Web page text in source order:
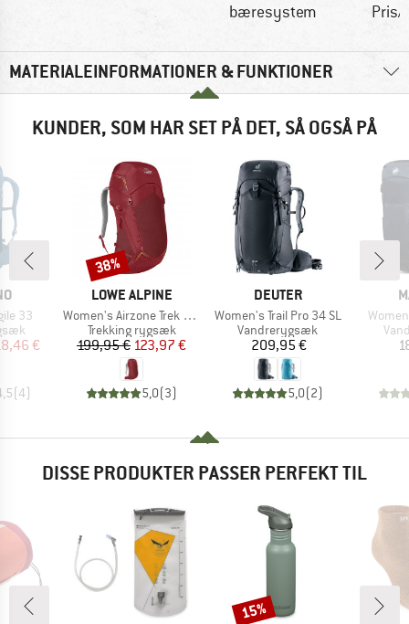
bæresystem
Pris/
MATERIALEINFORMATIONER & FUNKTIONER
KUNDER, SOM HAR SET PÅ DET, SÅ OGSÅ PÅ
33
pris
€
(4)
MÆRKE
LOWE ALPINE
Artikel
Women's Airzone Trek ND 33-40
Produktgruppe
Trekking rygsæk
Pris
199,95 €Nedsat pris
123,97 €
5,0(3)
Rabat
38%
MÆRKE
DEUTER
Artikel
Women's Trail Pro 34 SL
Produktgruppe
Vandrerygsæk
Pris
209,95 €
5,0(2)
Artikel
DISSE PRODUKTER PASSER PERFEKT TIL
Rabat
15%